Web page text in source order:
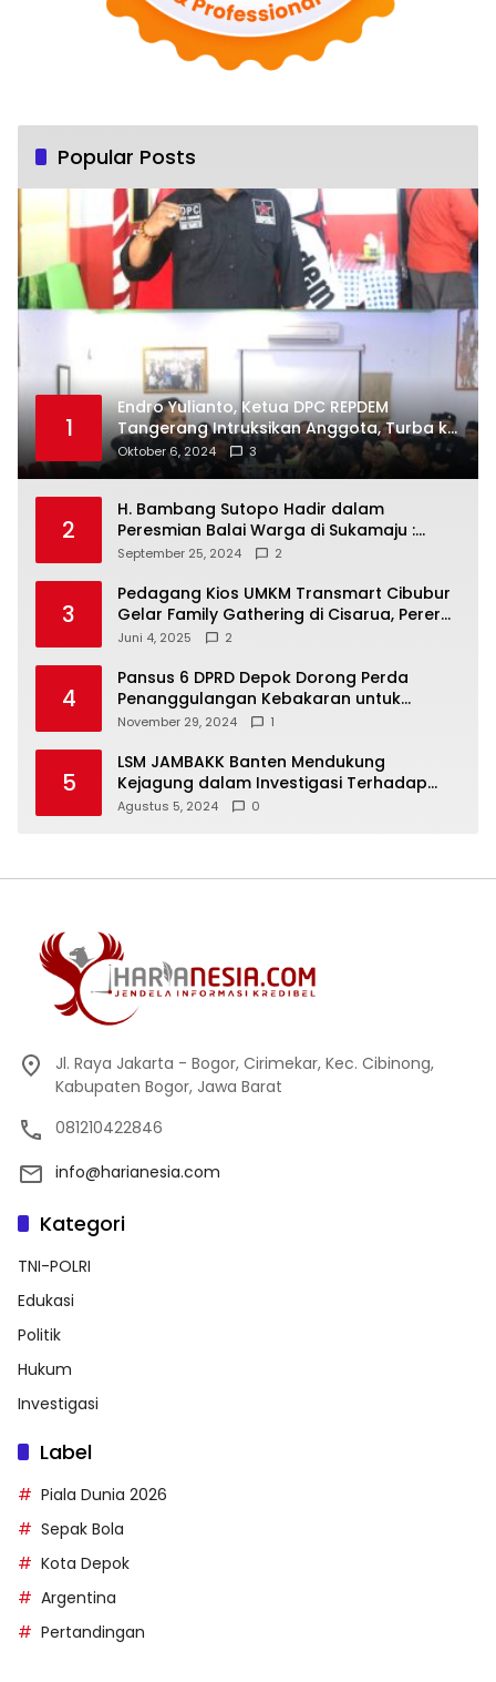
Popular Posts
1
Endro Yulianto, Ketua DPC REPDEM
Tangerang Intruksikan Anggota, Turba ke
Masyarakat Dan Jalani Apa Yang di
Putuskan RAKERCABSUS
Oktober 6, 2024 3
2
H. Bambang Sutopo Hadir dalam
Peresmian Balai Warga di Sukamaju :
Wadah Baru untuk Kolaborasi dan
September 25, 2024 2
3
Pedagang Kios UMKM Transmart Cibubur
Gelar Family Gathering di Cisarua, Pererat
Silaturahmi dan Kekompakan
Juni 4, 2025 2
4
Pansus 6 DPRD Depok Dorong Perda
Penanggulangan Kebakaran untuk
Keselamatan Warga
November 29, 2024 1
5
LSM JAMBAKK Banten Mendukung
Kejagung dalam Investigasi Terhadap
Walikota Bandar Lampung
Agustus 5, 2024 0
Jl. Raya Jakarta - Bogor, Cirimekar, Kec. Cibinong,
Kabupaten Bogor, Jawa Barat
081210422846
info@harianesia.com
Kategori
TNI-POLRI
Edukasi
Politik
Hukum
Investigasi
Label
Piala Dunia 2026
Sepak Bola
Kota Depok
Argentina
Pertandingan